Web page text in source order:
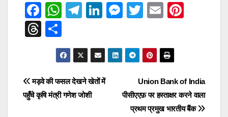
F
a
c
b
o
W
s
A
p
T
gr
a
m
Li
e
dI
M
e
g
er
T
er
E
st
T
hr
a
d
h
ar
e
Post
navigation
Union Bank of India
पीसीएएफ़ पर हस्ताक्षर करने वाला
प्रथम प्रमुख भारतीय बैंक
मड़वे की फसल देखने खेतों में
पहुँचे कृषि मंत्री गणेश जोशी